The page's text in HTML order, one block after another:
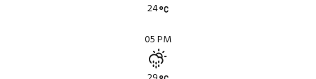
24
05 PM